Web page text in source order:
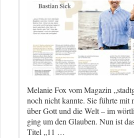
Melanie Fox vom Magazin
noch nicht kannte. Sie führte mit
über Gott und die Welt – im
ging um den Glauben. Nun ist
Titel „11 …